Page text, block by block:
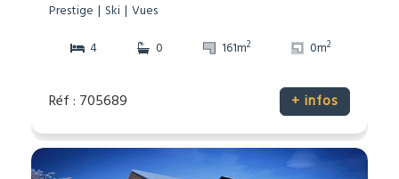
Prestige Ski Vues
4
0 161m2 0m2
Réf : 705689 + infos